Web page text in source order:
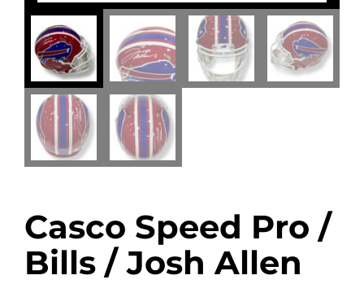
Casco Speed Pro /
Bills / Josh Allen